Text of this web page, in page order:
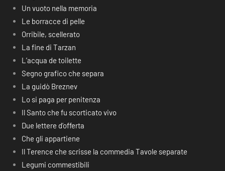
Un vuoto nella memoria
Le borracce di pelle
Orribile, scellerato
La fine di Tarzan
L’acqua de toilette
Segno grafico che separa
La guidò Breznev
Lo si paga per penitenza
Il Santo che fu scorticato vivo
Due lettere d’offerta
Che gli appartiene
Il Terence che scrisse la commedia Tavole separate
Legumi commestibili